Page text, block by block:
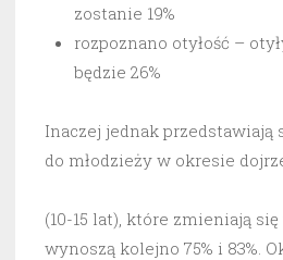
zostanie 19%
rozpoznano otyłość –
będzie 26%
Inaczej jednak przedstawiają
do młodzieży w okresie
(10-15 lat), które zmieniają
wynoszą kolejno 75% i 83%.